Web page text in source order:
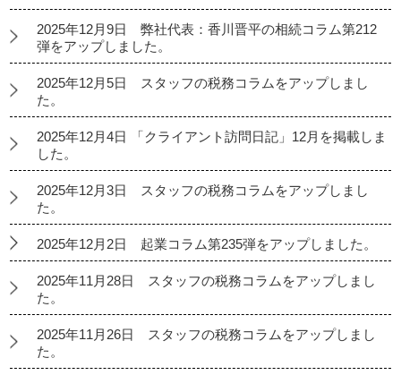
2025年12月9日 弊社代表：香川晋平の相続コラム第212
弾をアップしました。
2025年12月5日 スタッフの税務コラムをアップしまし
た。
2025年12月4日 「クライアント訪問日記」12月を掲載しま
した。
2025年12月3日 スタッフの税務コラムをアップしまし
た。
2025年12月2日 起業コラム第235弾をアップしました。
2025年11月28日 スタッフの税務コラムをアップしまし
た。
2025年11月26日 スタッフの税務コラムをアップしまし
た。